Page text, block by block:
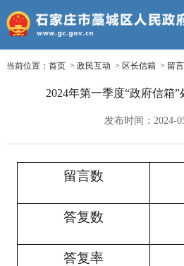
当前位置： 首页> 政民互动 > 区长信箱 > 留
2024年第一季度“政府信箱
发布时间：2024-
留言数
答复数
答复率